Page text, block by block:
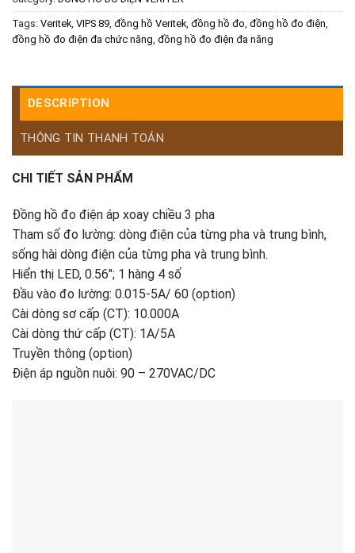
Tags: Veritek, VIPS 89, đồng hồ Veritek, đồng hồ đo, đồng hồ đo điện,
đồng hồ đo điện đa chức năng, đồng hồ đo điện đa năng
DESCRIPTION
THÔNG TIN THANH TOÁN
CHI TIẾT SẢN PHẨM
Đồng hồ đo điện áp xoay chiều 3 pha
Tham số đo lường: dòng điện của từng pha và trung bình,
sống hài dòng điện của từng pha và trung bình.
Hiển thị LED, 0.56″; 1 hàng 4 số
Đầu vào đo lường: 0.015-5A/ 60 (option)
Cài dòng sơ cấp (CT): 10.000A
Cài dòng thứ cấp (CT): 1A/5A
Truyền thông (option)
Điện áp nguồn nuôi: 90 – 270VAC/DC